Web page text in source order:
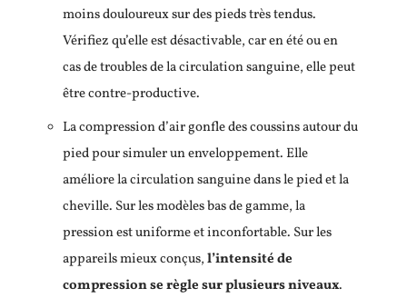
moins douloureux sur des pieds très tendus.
Vérifiez qu’elle est désactivable, car en été ou en
cas de troubles de la circulation sanguine, elle peut
être contre-productive.
La compression d’air gonfle des coussins autour du
pied pour simuler un enveloppement. Elle
améliore la circulation sanguine dans le pied et la
cheville. Sur les modèles bas de gamme, la
pression est uniforme et inconfortable. Sur les
appareils mieux conçus,l’intensité de
compression se règle sur plusieurs niveaux.